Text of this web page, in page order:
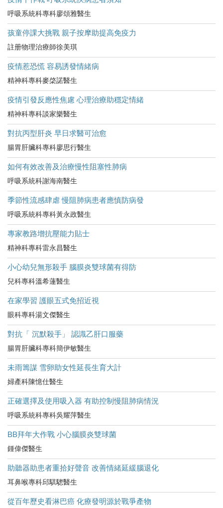
呼吸系統科專科廖頌雅醫生
孩童停課大挑戰 親子按摩助提高免疫力
註册物理治療師徐美琪
疫情惹恐慌 容易誘發情緒病
精神科專科麥棨諾醫生
疫情引發反應性焦慮 心理治療助穩定情緒
精神科專科談家樂醫生
對抗丙型肝炎 早日求醫可治愈
腸胃肝臟科專科廖思行醫生
如何有效改善及治療慢性阻塞性肺病
呼吸系統科謝海南醫生
季節性流感肆虐 慢阻肺病患者應慎防病發
呼吸系統科專科黃永政醫生
專家教路增抗壓能力貼士
精神科專科雷永昌醫生
小心幼兒無形殺手 腦膜炎雙球菌有得防
兒科專科溫希蓮醫生
在家學習 護眼五式免招近視
眼科專科湯文傑醫生
對抗「 沉默殺手」 認識乙肝口服藥
腸胃肝臟科專科簡伊敏醫生
未雨籌謀 雪卵助女性延長生育大計
婦產科陳憶仕醫生
正確選擇及使用吸入器 有助控制慢阻肺病情況
呼吸系統科專科吳耀萍醫生
BB拜年大作戰 小心腦膜炎雙球菌
鍾偉傑醫生
助聽器助患者重拾好聲音 改善情緒延緩腦退化
耳鼻喉專科邱騏驄醫生
從百年歷史看淋巴癌 化療發明源於戰爭產物